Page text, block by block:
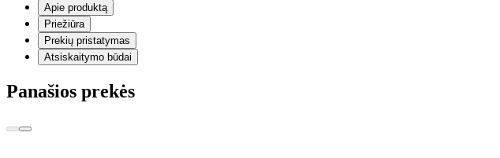
Apie produktą
Priežiūra
Prekių pristatymas
Atsiskaitymo būdai
Panašios prekės